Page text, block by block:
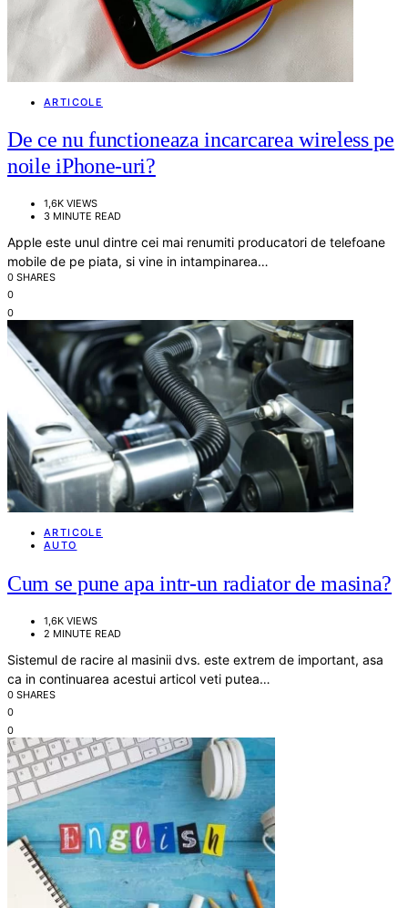
ARTICOLE
De ce nu functioneaza incarcarea wireless pe
noile iPhone-uri?
1,6K VIEWS
3 MINUTE READ
Apple este unul dintre cei mai renumiti producatori de telefoane
mobile de pe piata, si vine in intampinarea…
0 SHARES
0
0
ARTICOLE
AUTO
Cum se pune apa intr-un radiator de masina?
1,6K VIEWS
2 MINUTE READ
Sistemul de racire al masinii dvs. este extrem de important, asa
ca in continuarea acestui articol veti putea…
0 SHARES
0
0